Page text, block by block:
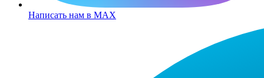
Написать нам в MAX